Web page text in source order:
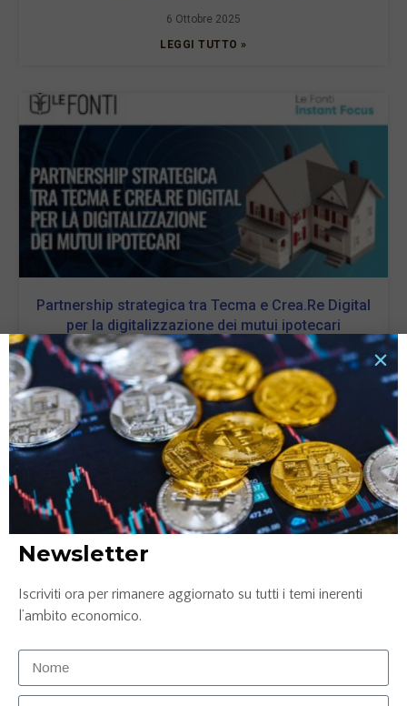
6 Ottobre 2025
LEGGI TUTTO »
Partnership strategica tra Tecma e Crea.Re Digital
per la digitalizzazione dei mutui ipotecari
28 Febbraio 2024
LEGGI TUTTO »
nell’Innovazione e Leadership – E-commerce
Newsletter
Iscriviti ora per rimanere aggiornato su tutti i temi inerenti
l’ambito economico.